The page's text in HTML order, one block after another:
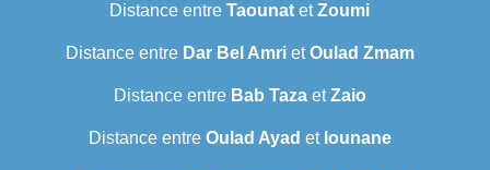
Distance entre Taounat etZoumi
Distance entre Dar Bel AmrietOulad Zmam
Distance entre Bab TazaetZaio
Distance entre Oulad Ayad et Iounane